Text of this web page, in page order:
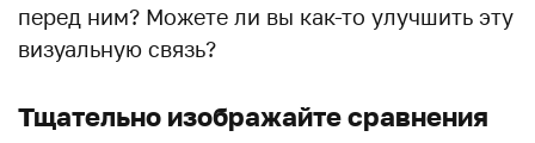
перед ним? Можете ли вы как-то улучшить эту
визуальную связь?
Тщательно изображайте сравнения